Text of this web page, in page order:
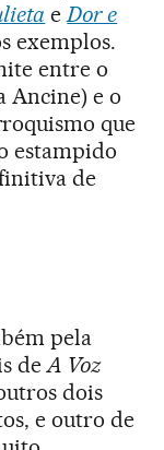
eDor e
exemplos.
entre o
Ancine) e o
que
estampido
de
pela
deA Voz
dois
e outro de